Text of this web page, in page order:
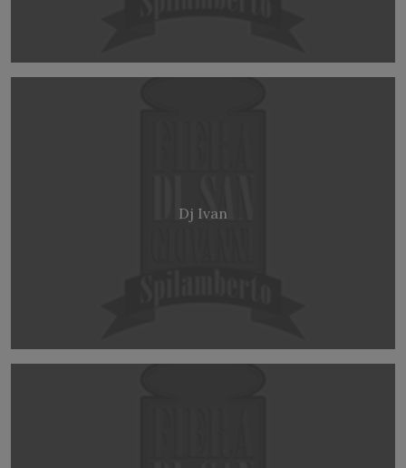
Dj Ivan